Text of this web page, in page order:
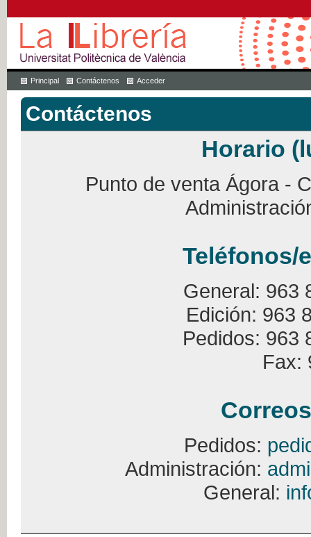
Principal Contáctenos Acceder
Contáctenos
Horario
Punto de venta Ágora -
Teléfonos/
General: 963
Edición: 963
Pedidos: 963
Fax:
Pedidos:
Administración:
General: